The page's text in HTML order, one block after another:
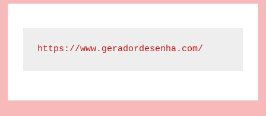
https://www.geradordesenha.com/